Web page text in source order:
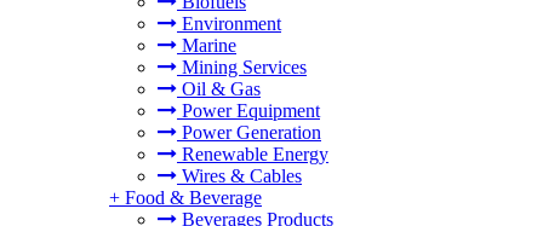
Environment
Marine
Mining Services
Oil & Gas
Power Equipment
Power Generation
Renewable Energy
Wires & Cables
+ Food & Beverage
Beverages Products